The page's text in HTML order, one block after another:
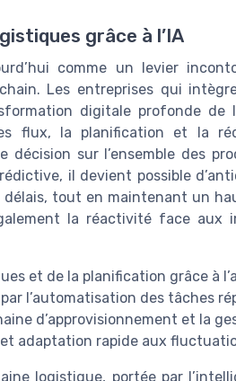
grâce à l’IA
comme un levier
Les entreprises qui
digitale profonde de
flux, la planification et la
décision sur l’ensemble des
il devient possible
tout en maintenant un
la réactivité face aux
et de la planification grâce à
l’automatisation des tâches
d’approvisionnement et la
adaptation rapide aux
logistique, portée par